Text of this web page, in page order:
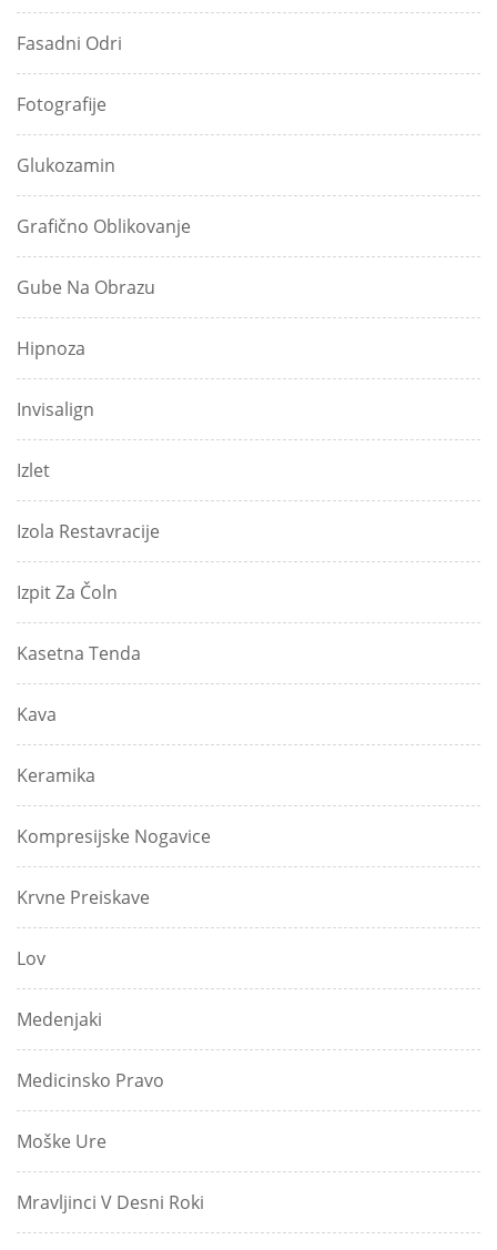
Fasadni Odri
Fotografije
Glukozamin
Grafično Oblikovanje
Gube Na Obrazu
Hipnoza
Invisalign
Izlet
Izola Restavracije
Izpit Za Čoln
Kasetna Tenda
Kava
Keramika
Kompresijske Nogavice
Krvne Preiskave
Lov
Medenjaki
Medicinsko Pravo
Moške Ure
Mravljinci V Desni Roki